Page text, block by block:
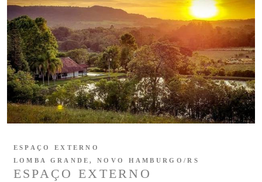
ESPAÇO EXTERNO
ESPAÇO EXTERNO
LOMBA GRANDE, NOVO HAMBURGO/RS